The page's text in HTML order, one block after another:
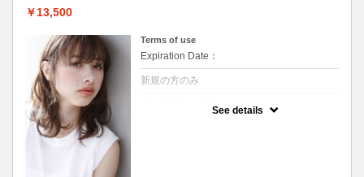
￥13,500
Terms of use
Expiration Date：
新規の方のみ
See details